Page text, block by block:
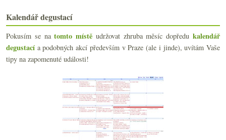
To je ňáký bio víno, že jo?
Ryzlink a frankovka aneb dvoje staré keře
Pichler, Walch, Pauleczki
5x pivní speciál z Náchoda & Guinness
(Norma)lizované víno
Ze života whisky v obrazech – díl II.
Ze života whisky v obrazech – díl I.
Výsledky ankety „Kolik lahví vína máte obvykle doma?“
Malá ostrovní hádanka
Úplně univerzální sklenka
Fotopozdrav ze Skotska
Kalendář degustací
Pokusím se natomto místě udržovat zhruba měsíc dopředukalendář
degustacía podobných akcí především v Praze (ale i jinde), uvítám Vaše
tipy na zapomenuté události!